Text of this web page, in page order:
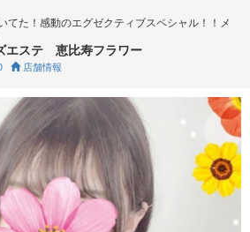
てた！感動のエグゼクティブスペシャル！！メ
エステ 恵比寿フラワー
店舗情報